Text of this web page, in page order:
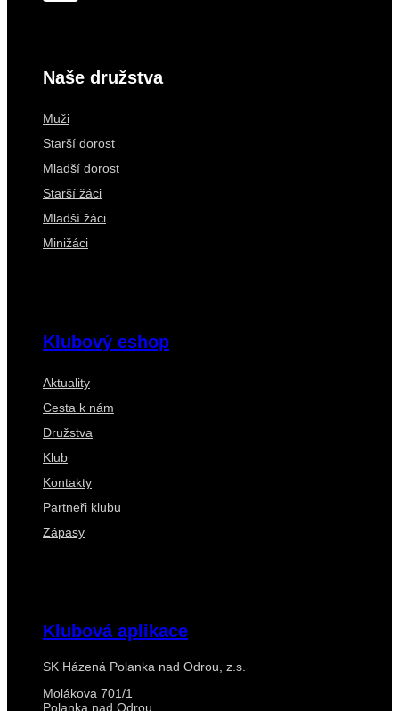
Naše družstva
Muži
Starší dorost
Mladší dorost
Starší žáci
Mladší žáci
Minižáci
Klubový eshop
Aktuality
Cesta k nám
Družstva
Klub
Kontakty
Partneři klubu
Zápasy
Klubová aplikace
SK Házená Polanka nad Odrou, z.s.
Molákova 701/1
Polanka nad Odrou